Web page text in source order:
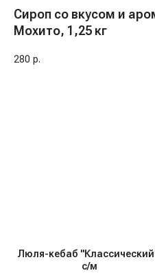
Сироп со вкусом и
Мохито, 1,25 кг
280 р.
Люля-кебаб
с/м